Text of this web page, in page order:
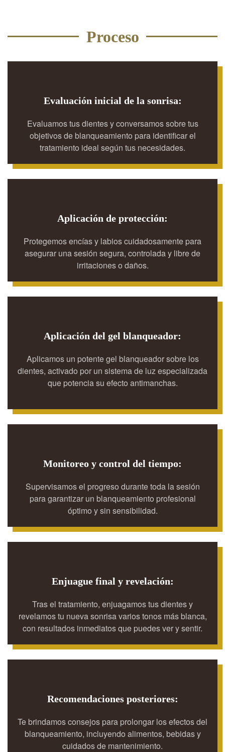
Proceso
Evaluación inicial de la sonrisa:
Evaluamos tus dientes y conversamos sobre tus
objetivos de blanqueamiento para identificar el
tratamiento ideal según tus necesidades.
Aplicación de protección:
Protegemos encías y labios cuidadosamente para
asegurar una sesión segura, controlada y libre de
irritaciones o daños.
Aplicación del gel blanqueador:
Aplicamos un potente gel blanqueador sobre los
dientes, activado por un sistema de luz especializada
que potencia su efecto antimanchas.
Monitoreo y control del tiempo:
Supervisamos el progreso durante toda la sesión
para garantizar un blanqueamiento profesional
óptimo y sin sensibilidad.
Enjuague final y revelación:
Tras el tratamiento, enjuagamos tus dientes y
revelamos tu nueva sonrisa varios tonos más blanca,
con resultados inmediatos que puedes ver y sentir.
Recomendaciones posteriores:
Te brindamos consejos para prolongar los efectos del
blanqueamiento, incluyendo alimentos, bebidas y
cuidados de mantenimiento.